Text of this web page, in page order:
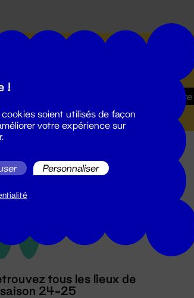
S'inscrire
tous les lieux de
24-25
!
soient utilisés de façon
votre expérience sur
Personnaliser